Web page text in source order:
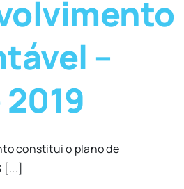
–
constitui o plano de
[...]